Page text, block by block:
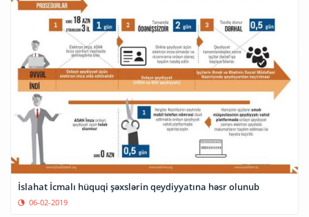
İslahat İcmalı hüquqi şəxslərin qeydiyyatına həsr olunub
06-02-2019